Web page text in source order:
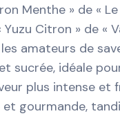
Menthe » de «
Citron » de «
amateurs de
sucrée, idéale
plus intense et
gourmande,